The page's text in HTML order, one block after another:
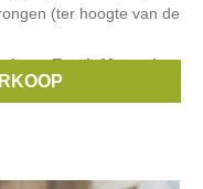
(ter hoogte van de
deux,Esprit Maternity,